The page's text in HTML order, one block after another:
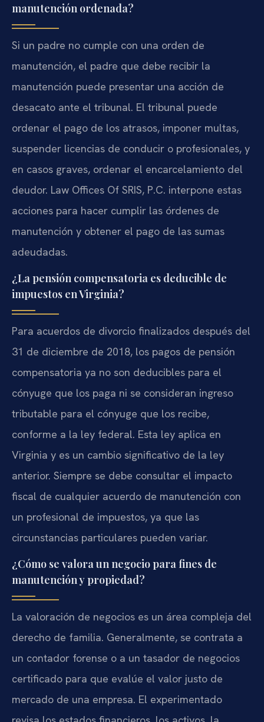
manutención ordenada?
Si un padre no cumple con una orden de
manutención, el padre que debe recibir la
manutención puede presentar una acción de
desacato ante el tribunal. El tribunal puede
ordenar el pago de los atrasos, imponer multas,
suspender licencias de conducir o profesionales, y
en casos graves, ordenar el encarcelamiento del
deudor. Law Offices Of SRIS, P.C. interpone estas
acciones para hacer cumplir las órdenes de
manutención y obtener el pago de las sumas
adeudadas.
¿La pensión compensatoria es deducible de
impuestos en Virginia?
Para acuerdos de divorcio finalizados después del
31 de diciembre de 2018, los pagos de pensión
compensatoria ya no son deducibles para el
cónyuge que los paga ni se consideran ingreso
tributable para el cónyuge que los recibe,
conforme a la ley federal. Esta ley aplica en
Virginia y es un cambio significativo de la ley
anterior. Siempre se debe consultar el impacto
fiscal de cualquier acuerdo de manutención con
un profesional de impuestos, ya que las
circunstancias particulares pueden variar.
¿Cómo se valora un negocio para fines de
manutención y propiedad?
La valoración de negocios es un área compleja del
derecho de familia. Generalmente, se contrata a
un contador forense o a un tasador de negocios
certificado para que evalúe el valor justo de
mercado de una empresa. El experimentado